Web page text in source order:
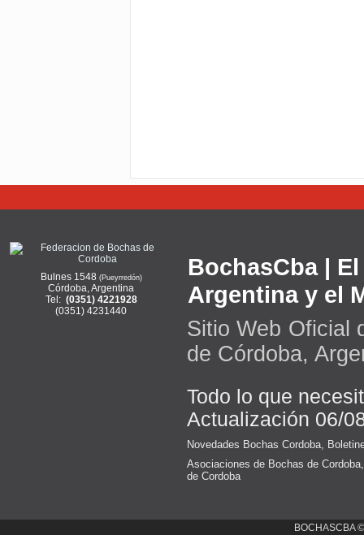
Bulnes 1548 (Pueyrredón)
Córdoba, Argentina
Tel: (0351) 4221928
(0351) 4231440
BochasCba |
Argentina y el
Sitio Web Oficial
de Córdoba,
Todo lo que
Actualización 06/
Novedades Bochas Cordoba
Asociaciones de Bochas de Cordoba
de Cordoba
BOCHASCBA